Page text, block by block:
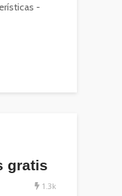
-
gratis
1.3k